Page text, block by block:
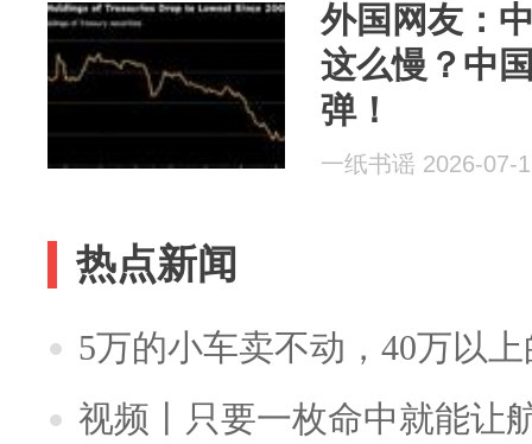
外国网友：
这么慢？中
弹！
一纸书谣 2026-07-
热点新闻
5万的小车卖不动，40万以
视频丨只要一枚命中就能让